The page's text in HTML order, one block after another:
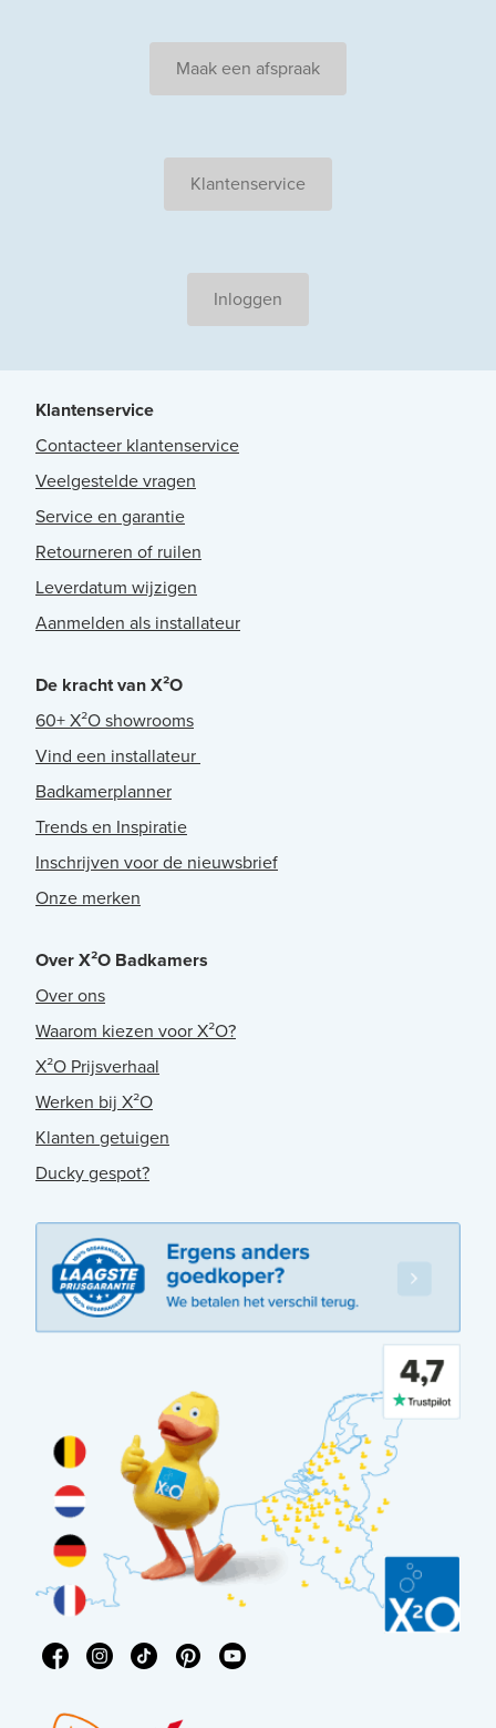
Maak een afspraak
Klantenservice
Inloggen
Klantenservice
Contacteer klantenservice
Veelgestelde vragen
Service en garantie
Retourneren of ruilen
Leverdatum wijzigen
Aanmelden als installateur
De kracht van X²O
60+ X²O showrooms
Vind een installateur
Badkamerplanner
Trends en Inspiratie
Inschrijven voor de nieuwsbrief
Onze merken
Over X²O Badkamers
Over ons
Waarom kiezen voor X²O?
X²O Prijsverhaal
Werken bij X²O
Klanten getuigen
Ducky gespot?